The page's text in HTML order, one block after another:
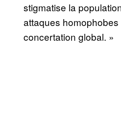
stigmatise la
attaques
concertation global. »